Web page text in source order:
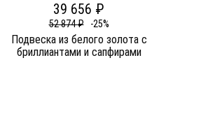
39 656 ₽
52 874 ₽ -25%
Подвеска из белого золота c
бриллиантами и сапфирами